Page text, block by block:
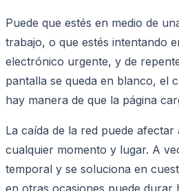
Puede que estés en medio de
trabajo, o que estés intentando
electrónico urgente, y de
pantalla se queda en blanco, el
hay manera de que la página
La caída de la red puede
cualquier momento y lugar. A
temporal y se soluciona en
en otras ocasiones puede durar